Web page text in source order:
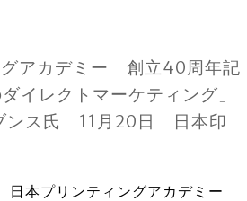
グアカデミー 創立40周年記
イレクトマーケティング」
ンス氏 11月20日 日本印
日本プリンティングアカデミー